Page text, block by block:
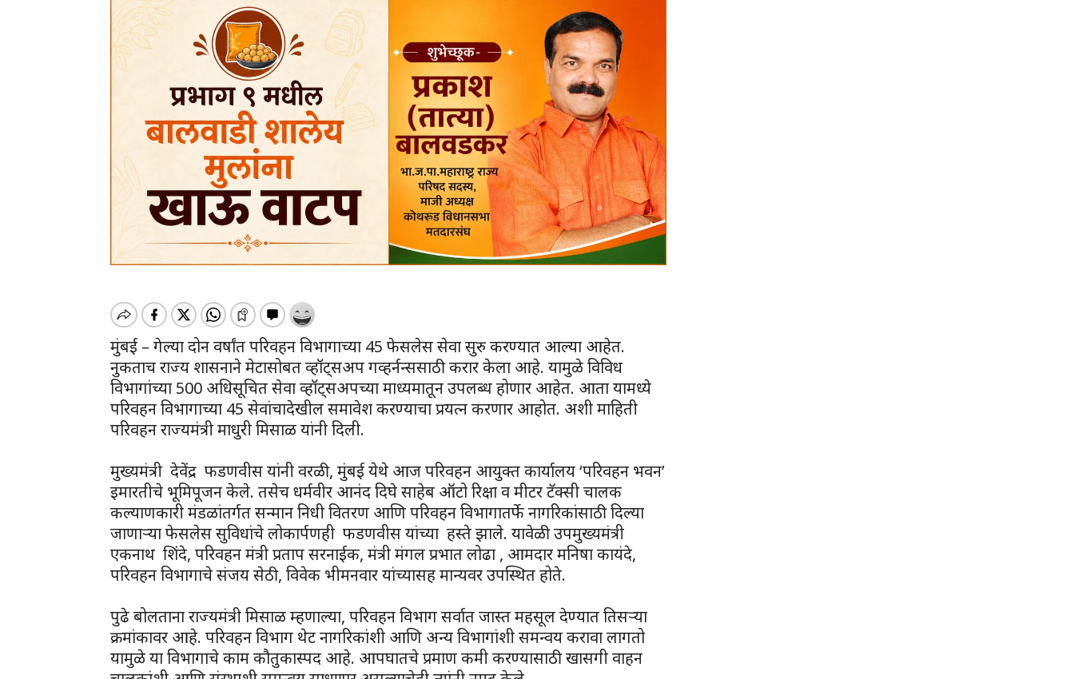
मुंबई – गेल्या दोन वर्षांत परिवहन विभागाच्या 45 फेसलेस सेवा सुरु करण्यात आल्या आहेत.
नुकताच राज्य शासनाने मेटासोबत व्हॉट्सअप गव्हर्नन्ससाठी करार केला आहे. यामुळे विविध
विभागांच्या 500 अधिसूचित सेवा व्हॉट्सअपच्या माध्यमातून उपलब्ध होणार आहेत. आता यामध्ये
परिवहन विभागाच्या 45 सेवांचादेखील समावेश करण्याचा प्रयत्न करणार आहोत. अशी माहिती
परिवहन राज्यमंत्री माधुरी मिसाळ यांनी दिली.
मुख्यमंत्री देवेंद्र फडणवीस यांनी वरळी, मुंबई येथे आज परिवहन आयुक्त कार्यालय ‘परिवहन भवन’
इमारतीचे भूमिपूजन केले. तसेच धर्मवीर आनंद दिघे साहेब ऑटो रिक्षा व मीटर टॅक्सी चालक
कल्याणकारी मंडळांतर्गत सन्मान निधी वितरण आणि परिवहन विभागातर्फे नागरिकांसाठी दिल्या
जाणाऱ्या फेसलेस सुविधांचे लोकार्पणही फडणवीस यांच्या हस्ते झाले. यावेळी उपमुख्यमंत्री
एकनाथ शिंदे, परिवहन मंत्री प्रताप सरनाईक, मंत्री मंगल प्रभात लोढा , आमदार मनिषा कायंदे,
परिवहन विभागाचे संजय सेठी, विवेक भीमनवार यांच्यासह मान्यवर उपस्थित होते.
पुढे बोलताना राज्यमंत्री मिसाळ म्हणाल्या, परिवहन विभाग सर्वात जास्त महसूल देण्यात तिसऱ्या
क्रमांकावर आहे. परिवहन विभाग थेट नागरिकांशी आणि अन्य विभागांशी समन्वय करावा लागतो
यामुळे या विभागाचे काम कौतुकास्पद आहे. आपघातचे प्रमाण कमी करण्यासाठी खासगी वाहन